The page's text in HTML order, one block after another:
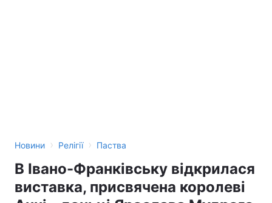
Новини › Релігії › Паства
В Івано-Франківську відкрилася
виставка, присвячена королеві